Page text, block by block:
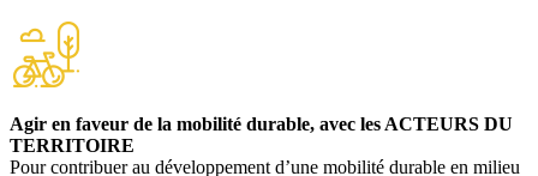
Agir en faveur de la mobilité durable, avec les ACTEURS DU
TERRITOIRE
Pour contribuer au développement d’une mobilité durable en milieu